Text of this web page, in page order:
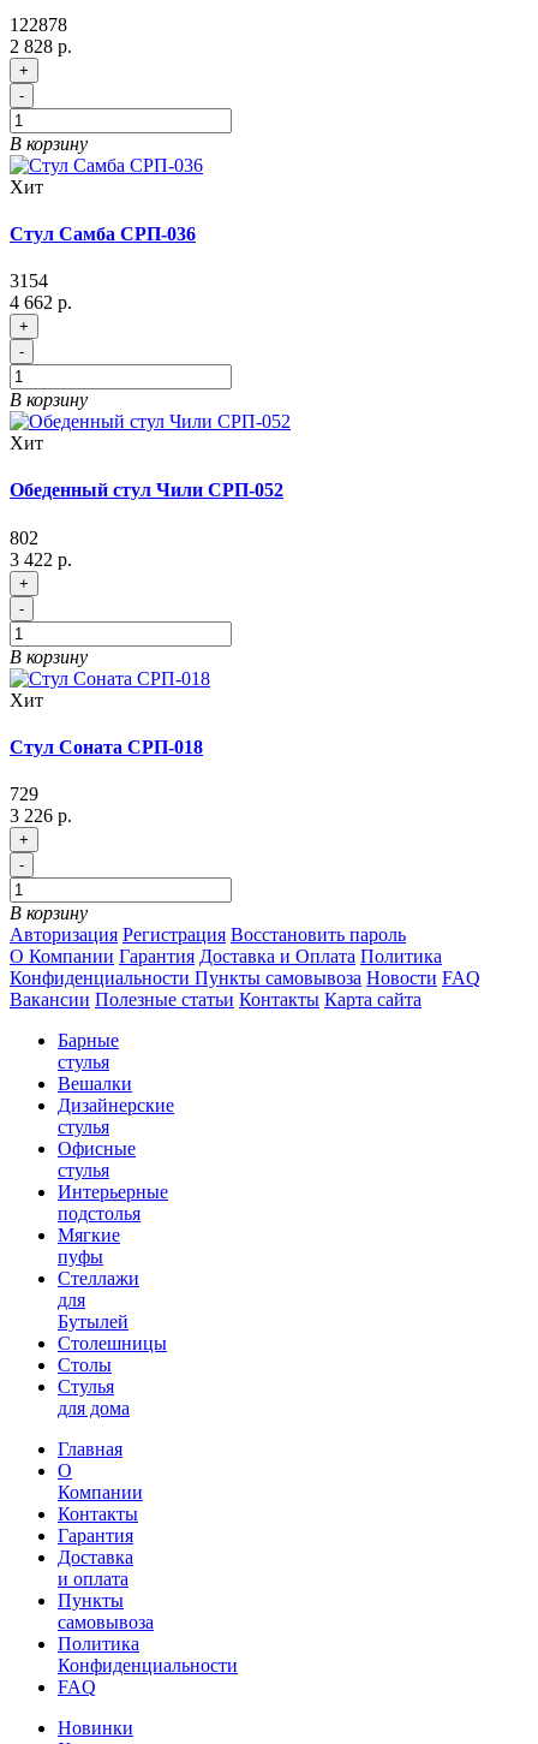
122878
2 828 р.
+
-
В корзину
Хит
Стул Самба СРП-036
3154
4 662 р.
+
-
В корзину
Хит
Обеденный cтул Чили СРП-052
802
3 422 р.
+
-
В корзину
Хит
Стул Соната СРП-018
729
3 226 р.
+
-
В корзину
Авторизация Регистрация Восстановить пароль
О Компании Гарантия Доставка и Оплата Политика
Конфиденциальности Пункты самовывоза Новости FAQ
Вакансии Полезные статьи Контакты Карта сайта
Барные
стулья
Вешалки
Дизайнерские
стулья
Офисные
стулья
Интерьерные
подстолья
Мягкие
пуфы
Стеллажи
для
Бутылей
Столешницы
Столы
Стулья
для дома
Главная
О
Компании
Контакты
Гарантия
Доставка
и оплата
Пункты
самовывоза
Политика
Конфиденциальности
FAQ
Новинки